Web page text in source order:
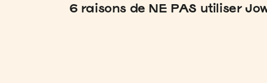
6 raisons de NE PAS utiliser